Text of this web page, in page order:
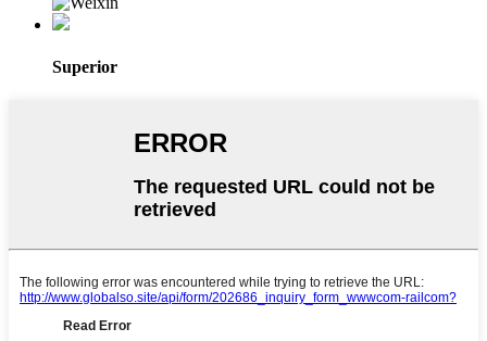
Superior